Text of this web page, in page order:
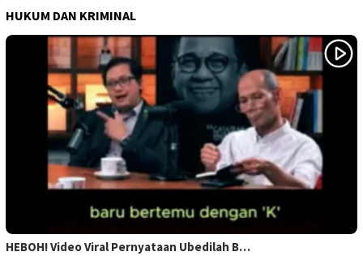
HUKUM DAN KRIMINAL
HEBOH! Video Viral Pernyataan Ubedilah B…